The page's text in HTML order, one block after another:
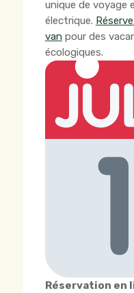
unique de voyage
électrique.
vanpour des
écologiques.
Réservation en